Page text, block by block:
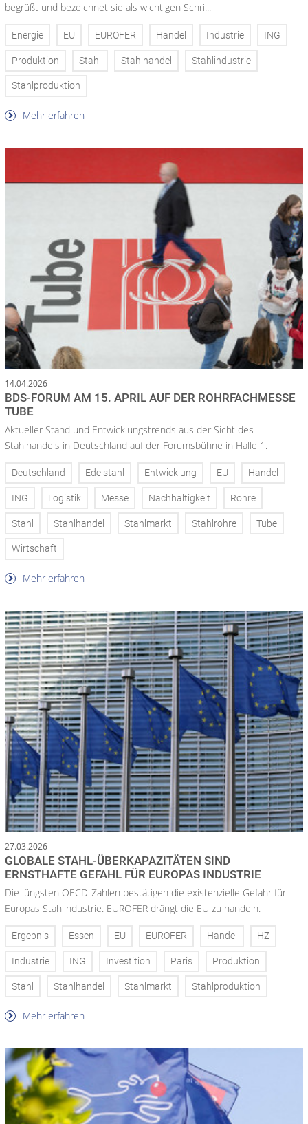
begrüßt und bezeichnet sie als wichtigen Schri...
Energie EU EUROFER Handel Industrie ING
Produktion Stahl Stahlhandel Stahlindustrie
Stahlproduktion
Mehr erfahren
14.04.2026
BDS-FORUM AM 15. APRIL AUF DER ROHRFACHMESSE
TUBE
Aktueller Stand und Entwicklungstrends aus der Sicht des
Stahlhandels in Deutschland auf der Forumsbühne in Halle 1.
Deutschland Edelstahl Entwicklung EU Handel
ING Logistik Messe Nachhaltigkeit Rohre
Stahl Stahlhandel Stahlmarkt Stahlrohre Tube
Wirtschaft
Mehr erfahren
27.03.2026
GLOBALE STAHL-ÜBERKAPAZITÄTEN SIND
ERNSTHAFTE GEFAHL FÜR EUROPAS INDUSTRIE
Die jüngsten OECD-Zahlen bestätigen die existenzielle Gefahr für
Europas Stahlindustrie. EUROFER drängt die EU zu handeln.
Ergebnis Essen EU EUROFER Handel HZ
Industrie ING Investition Paris Produktion
Stahl Stahlhandel Stahlmarkt Stahlproduktion
Mehr erfahren